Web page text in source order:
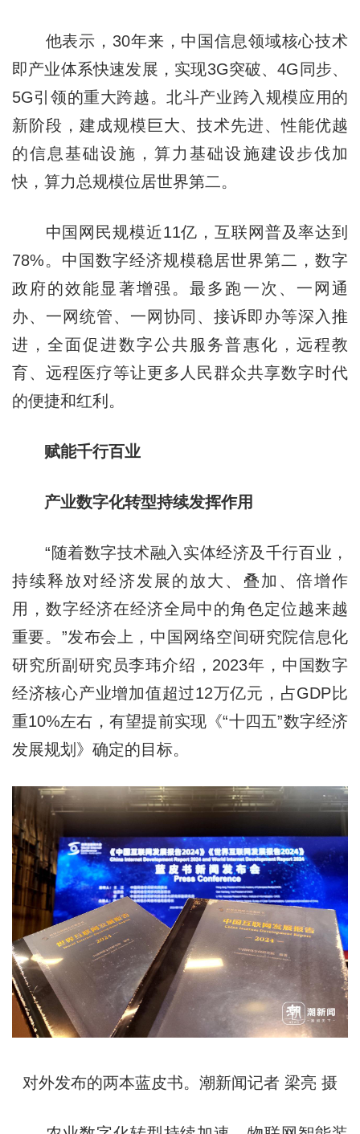
他表示，30年来，中国信息领域核心技术
即产业体系快速发展，实现3G突破、4G同步、
5G引领的重大跨越。北斗产业跨入规模应用的
新阶段，建成规模巨大、技术先进、性能优越
的信息基础设施，算力基础设施建设步伐加
快，算力总规模位居世界第二。
中国网民规模近11亿，互联网普及率达到
78%。中国数字经济规模稳居世界第二，数字
政府的效能显著增强。最多跑一次、一网通
办、一网统管、一网协同、接诉即办等深入推
进，全面促进数字公共服务普惠化，远程教
育、远程医疗等让更多人民群众共享数字时代
的便捷和红利。
赋能千行百业
产业数字化转型持续发挥作用
“随着数字技术融入实体经济及千行百业，
持续释放对经济发展的放大、叠加、倍增作
用，数字经济在经济全局中的角色定位越来越
重要。”发布会上，中国网络空间研究院信息化
研究所副研究员李玮介绍，2023年，中国数字
经济核心产业增加值超过12万亿元，占GDP比
重10%左右，有望提前实现《“十四五”数字经济
发展规划》确定的目标。
对外发布的两本蓝皮书。潮新闻记者 梁亮 摄